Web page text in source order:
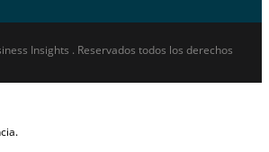
Insights . Reservados todos los derechos